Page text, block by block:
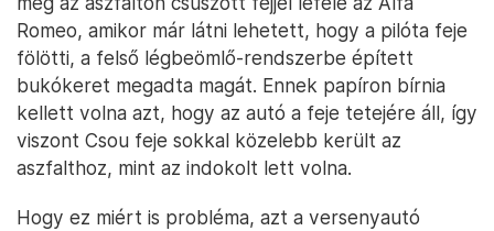
Romeo, amikor már látni lehetett, hogy a pilóta feje
fölötti, a felső légbeömlő-rendszerbe épített
bukókeret megadta magát. Ennek papíron bírnia
kellett volna azt, hogy az autó a feje tetejére áll, így
viszont Csou feje sokkal közelebb került az
aszfalthoz, mint az indokolt lett volna.
Hogy ez miért is probléma, azt a versenyautó